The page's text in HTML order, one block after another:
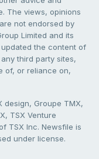
The views, opinions
not endorsed by
Limited and its
the content of
third party sites,
of, or reliance on,
design, Groupe TMX,
TSX Venture
TSX Inc. Newsfile is
under license.